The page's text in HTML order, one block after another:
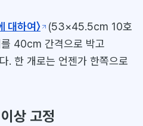
대하여〉
(53×45.5cm 10호
를 40cm 간격으로 박고
. 한 개로는 언젠가 한쪽으로
상 고정